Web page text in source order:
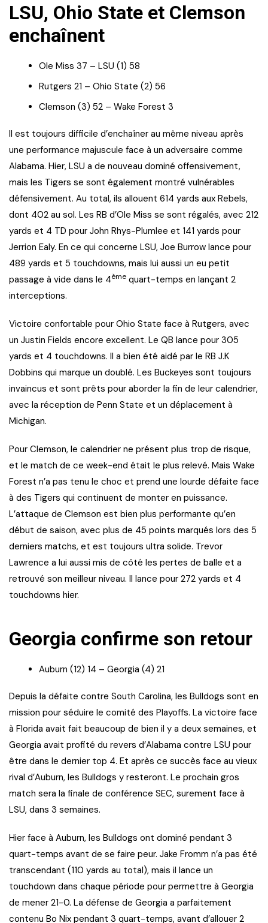
LSU, Ohio State et Clemson
enchaînent
Ole Miss 37 – LSU (1) 58
Rutgers 21 – Ohio State (2) 56
Clemson (3) 52 – Wake Forest 3
Il est toujours difficile d’enchaîner au même niveau après
une performance majuscule face à un adversaire comme
Alabama. Hier, LSU a de nouveau dominé offensivement,
mais les Tigers se sont également montré vulnérables
défensivement. Au total, ils allouent 614 yards aux Rebels,
dont 402 au sol. Les RB d’Ole Miss se sont régalés, avec 212
yards et 4 TD pour John Rhys-Plumlee et 141 yards pour
Jerrion Ealy. En ce qui concerne LSU, Joe Burrow lance pour
489 yards et 5 touchdowns, mais lui aussi un eu petit
passage à vide dans le 4ème quart-temps en lançant 2
interceptions.
Victoire confortable pour Ohio State face à Rutgers, avec
un Justin Fields encore excellent. Le QB lance pour 305
yards et 4 touchdowns. Il a bien été aidé par le RB J.K
Dobbins qui marque un doublé. Les Buckeyes sont toujours
invaincus et sont prêts pour aborder la fin de leur calendrier,
avec la réception de Penn State et un déplacement à
Michigan.
Pour Clemson, le calendrier ne présent plus trop de risque,
et le match de ce week-end était le plus relevé. Mais Wake
Forest n’a pas tenu le choc et prend une lourde défaite face
à des Tigers qui continuent de monter en puissance.
L’attaque de Clemson est bien plus performante qu’en
début de saison, avec plus de 45 points marqués lors des 5
derniers matchs, et est toujours ultra solide. Trevor
Lawrence a lui aussi mis de côté les pertes de balle et a
retrouvé son meilleur niveau. Il lance pour 272 yards et 4
touchdowns hier.
Georgia confirme son retour
Auburn (12) 14 – Georgia (4) 21
Depuis la défaite contre South Carolina, les Bulldogs sont en
mission pour séduire le comité des Playoffs. La victoire face
à Florida avait fait beaucoup de bien il y a deux semaines, et
Georgia avait profité du revers d’Alabama contre LSU pour
être dans le dernier top 4. Et après ce succès face au vieux
rival d’Auburn, les Bulldogs y resteront. Le prochain gros
match sera la finale de conférence SEC, surement face à
LSU, dans 3 semaines.
Hier face à Auburn, les Bulldogs ont dominé pendant 3
quart-temps avant de se faire peur. Jake Fromm n’a pas été
transcendant (110 yards au total), mais il lance un
touchdown dans chaque période pour permettre à Georgia
de mener 21-0. La défense de Georgia a parfaitement
contenu Bo Nix pendant 3 quart-temps, avant d’allouer 2